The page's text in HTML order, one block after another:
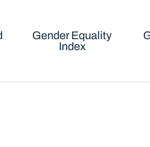
Gender Equality
Index